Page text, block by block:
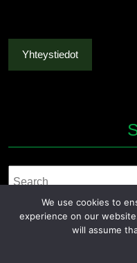
Yhteystiedot
Grocery Ecommerce
We use cookies to
experience on our
will assume